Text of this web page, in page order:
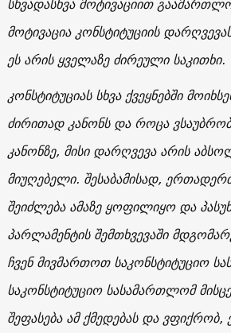
მოტივაცია კონსტიტუციის
ეს არის ყველაზე ძირეული საკითხი.
კონსტიტუციას სხვა ქვეყნებში
ძირითად კანონს და როცა
კანონზე, მისი დარღვევა არის
მიუღებელი. შესაბამისად,
შეიძლება ამაზე ყოფილიყო და
პარლამენტის შემთხვევაში
ჩვენ მივმართოთ საკონსტიტუციო
საკონსტიტუციო სასამართლომ
შეფასება ამ ქმედებას და ვფიქრობ,